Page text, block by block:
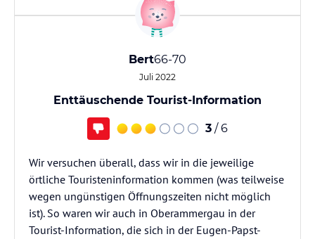
Bert66-70
Juli 2022
Enttäuschende Tourist-Information
3 / 6
Wir versuchen überall, dass wir in die jeweilige
örtliche Touristeninformation kommen (was teilweise
wegen ungünstigen Öffnungszeiten nicht möglich
ist). So waren wir auch in Oberammergau in der
Tourist-Information, die sich in der Eugen-Papst-